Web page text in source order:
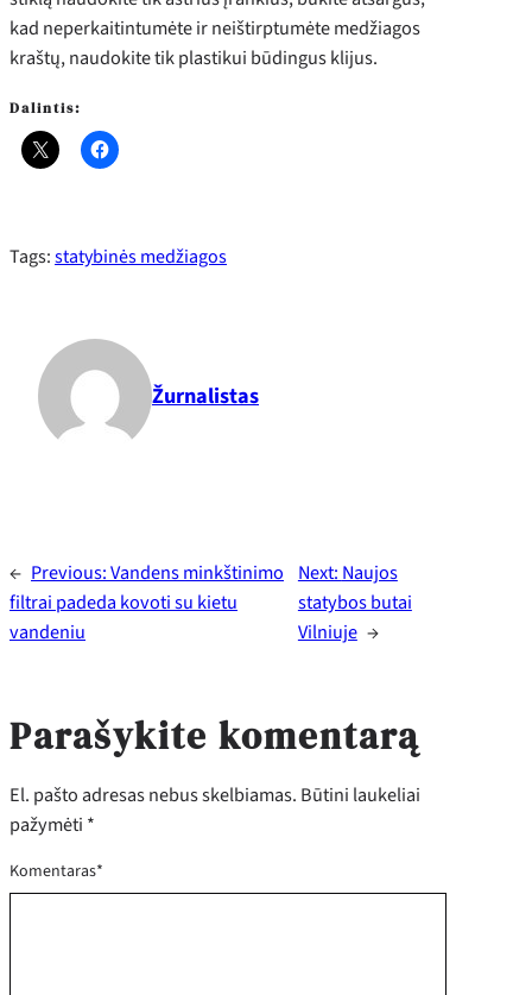
kad neperkaitintumėte ir neištirptumėte medžiagos
kraštų, naudokite tik plastikui būdingus klijus.
Dalintis:
Tags:statybinės medžiagos
Žurnalistas
← Previous:Vandens minkštinimo
filtrai padeda kovoti su kietu
vandeniu
Next: Naujos
statybos butai
Vilniuje →
Parašykite komentarą
El. pašto adresas nebus skelbiamas. Būtini laukeliai
pažymėti *
Komentaras*